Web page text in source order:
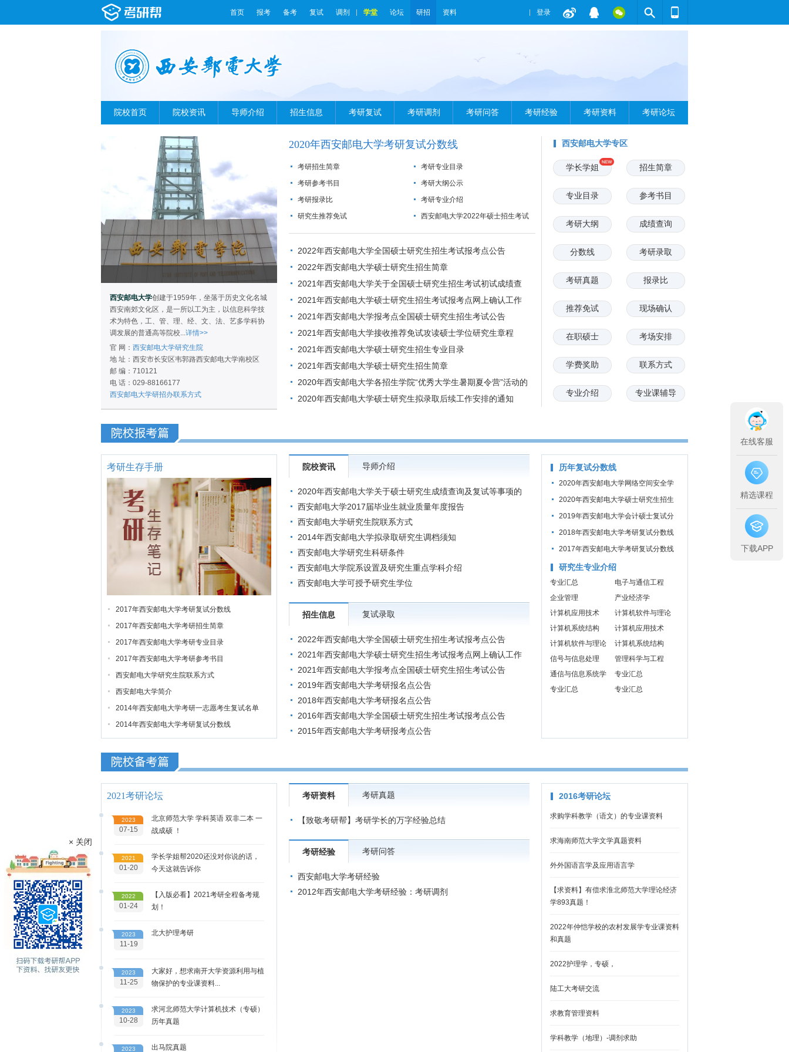
首页 报考 备考 复试 调剂 学堂 论坛 研招 资料 登录
院校首页 院校资讯 导师介绍 招生信息 考研复试 考研调剂 考研问答 考研经验 考研资料 考研论坛
西安邮电大学创建于1959年，坐落于历史文化名城
西安南郊文化区，是一所以工为主，以信息科学技
术为特色，工、管、理、经、文、法、艺多学科协
调发展的普通高等院校...详情>>
官 网： 西安邮电大学研究生院
地 址：西安市长安区韦郭路西安邮电大学南校区
邮 编：710121
电 话：029-88166177
西安邮电大学研招办联系方式
2020年西安邮电大学考研复试分数线
考研招生简章
考研专业目录
考研参考书目
考研大纲公示
考研报录比
考研专业介绍
研究生推荐免试
西安邮电大学2022年硕士招生考试
报考点（6107）网上确认工作安排
2022年西安邮电大学全国硕士研究生招生考试报考点公告
2022年西安邮电大学硕士研究生招生简章
2021年西安邮电大学关于全国硕士研究生招生考试初试成绩查
询及相关事宜的通知
2021年西安邮电大学硕士研究生招生考试报考点网上确认工作
安排​
2021年西安邮电大学报考点全国硕士研究生招生考试公告
2021年西安邮电大学接收推荐免试攻读硕士学位研究生章程
2021年西安邮电大学硕士研究生招生专业目录
2021年西安邮电大学硕士研究生招生简章
2020年西安邮电大学各招生学院“优秀大学生暑期夏令营”活动的
通知
2020年西安邮电大学硕士研究生拟录取后续工作安排的通知
西安邮电大学专区
学长学姐 招生简章
专业目录 参考书目
考研大纲 成绩查询
分数线 考研录取
考研真题 报录比
推荐免试 现场确认
在职硕士 考场安排
学费奖助 联系方式
专业介绍 专业课辅导
考研生存手册
2017年西安邮电大学考研复试分数线
2017年西安邮电大学考研招生简章
2017年西安邮电大学考研专业目录
2017年西安邮电大学考研参考书目
西安邮电大学研究生院联系方式
西安邮电大学简介
2014年西安邮电大学考研一志愿考生复试名单
2014年西安邮电大学考研复试分数线
院校资讯 导师介绍
2020年西安邮电大学关于硕士研究生成绩查询及复试等事项的
公告
西安邮电大学2017届毕业生就业质量年度报告
西安邮电大学研究生院联系方式
2014年西安邮电大学拟录取研究生调档须知
西安邮电大学研究生科研条件
西安邮电大学院系设置及研究生重点学科介绍
西安邮电大学可授予研究生学位
招生信息 复试录取
2022年西安邮电大学全国硕士研究生招生考试报考点公告
2021年西安邮电大学硕士研究生招生考试报考点网上确认工作
安排​
2021年西安邮电大学报考点全国硕士研究生招生考试公告
2019年西安邮电大学考研报名点公告
2018年西安邮电大学考研报名点公告
2016年西安邮电大学全国硕士研究生招生考试报考点公告
2015年西安邮电大学考研报考点公告
历年复试分数线
2020年西安邮电大学网络空间安全学
院硕士研究生招生考试复试分数线
2020年西安邮电大学硕士研究生招生
进入复试的初试成绩基本要求
2019年西安邮电大学会计硕士复试分
数线及招生计划
2018年西安邮电大学考研复试分数线
公布通知
2017年西安邮电大学考研复试分数线
公布通知
研究生专业介绍
专业汇总
电子与通信工程
企业管理
产业经济学
计算机应用技术
计算机软件与理论
计算机系统结构
计算机应用技术
计算机软件与理论
计算机系统结构
信号与信息处理
管理科学与工程
通信与信息系统学
专业汇总
专业汇总
专业汇总
2021考研论坛
2023
07-15
北京师范大学 学科英语 双非二本 一
战成硕 ！
2021
01-20
学长学姐帮2020还没对你说的话，
今天这就告诉你
2022
01-24
【入版必看】2021考研全程备考规
划！
2023
11-19
北大护理考研
2023
11-25
大家好，想求南开大学资源利用与植
物保护的专业课资料...
2023
10-28
求河北师范大学计算机技术（专硕）
历年真题
2023 出马院真题
考研资料 考研真题
【致敬考研帮】考研学长的万字经验总结
考研经验 考研问答
西安邮电大学考研经验
2012年西安邮电大学考研经验：考研调剂
2016考研论坛
求购学科教学（语文）的专业课资料
求海南师范大学文学真题资料
外外国语言学及应用语言学
【求资料】有偿求淮北师范大学理论经济
学893真题！
2022年仲恺学校的农村发展学专业课资料
和真题
2022护理学，专硕，
陆工大考研交流
求教育管理资料
学科教学（地理）-调剂求助
× 关闭
在线客服
精选课程
下载APP